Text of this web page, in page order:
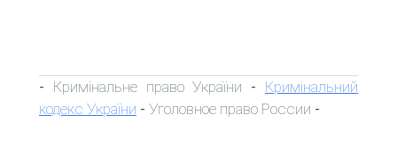
- Кримінальне право України - Кримінальний
кодекс України - Уголовное право России -